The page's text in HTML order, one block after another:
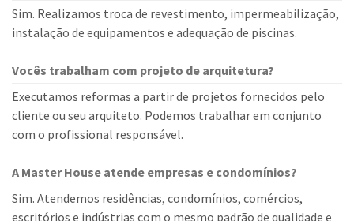
Sim. Realizamos troca de revestimento, impermeabilização,
instalação de equipamentos e adequação de piscinas.
Vocês trabalham com projeto de arquitetura?
Executamos reformas a partir de projetos fornecidos pelo
cliente ou seu arquiteto. Podemos trabalhar em conjunto
com o profissional responsável.
A Master House atende empresas e condomínios?
Sim. Atendemos residências, condomínios, comércios,
escritórios e indústrias com o mesmo padrão de qualidade e